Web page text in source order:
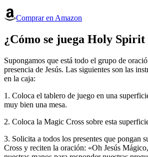
Comprar en Amazon
¿Cómo se juega Holy
Supongamos que está todo el grupo de
presencia de Jesús. Las siguientes son las
en la caja:
1. Coloca el tablero de juego en una
muy bien una mesa.
2. Coloca la Magic Cross sobre esta
3. Solicita a todos los presentes que pongan
Cross y reciten la oración: «Oh Jesús